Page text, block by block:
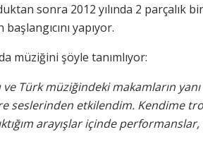
sonra 2012 yılında 2 parçalık
yapıyor.
müziğini şöyle tanımlıyor:
Türk müziğindeki makamların yanı
seslerinden etkilendim. Kendime
arayışlar içinde performanslar,